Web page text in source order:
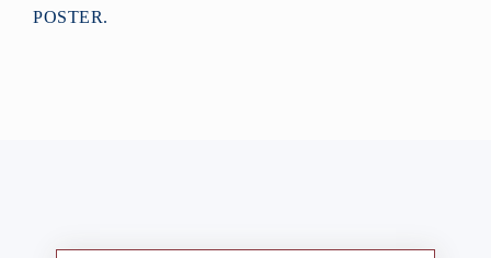
POSTER.